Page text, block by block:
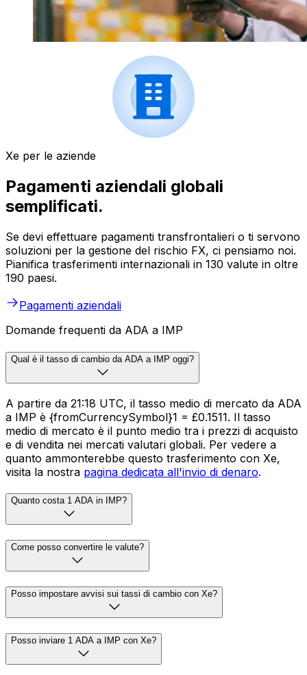
Xe per le aziende
Pagamenti aziendali globali
semplificati.
Se devi effettuare pagamenti transfrontalieri o ti servono
soluzioni per la gestione del rischio FX, ci pensiamo noi.
Pianifica trasferimenti internazionali in 130 valute in oltre
190 paesi.
Pagamenti aziendali
Domande frequenti da ADA a IMP
Qual è il tasso di cambio da ADA a IMP oggi?
A partire da 21:18 UTC, il tasso medio di mercato da ADA
a IMP è {fromCurrencySymbol}1 = £0.1511. Il tasso
medio di mercato è il punto medio tra i prezzi di acquisto
e di vendita nei mercati valutari globali. Per vedere a
quanto ammonterebbe questo trasferimento con Xe,
visita la nostra pagina dedicata all'invio di denaro.
Quanto costa 1 ADA in IMP?
Come posso convertire le valute?
Posso impostare avvisi sui tassi di cambio con Xe?
Posso inviare 1 ADA a IMP con Xe?